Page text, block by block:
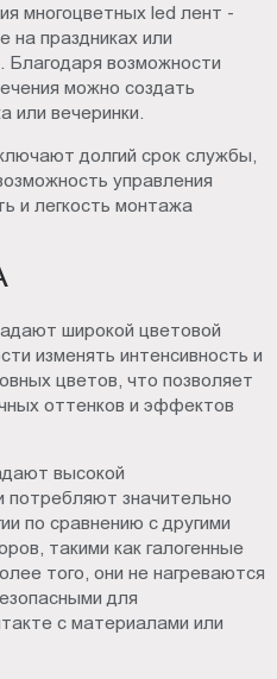
многоцветных led лент -
на праздниках или
Благодаря возможности
можно создать
или вечеринки.
долгий срок службы,
управления
и легкость монтажа
широкой цветовой
изменять интенсивность и
цветов, что позволяет
оттенков и эффектов
высокой
значительно
по сравнению с другими
такими как галогенные
того, они не нагреваются
для
с материалами или